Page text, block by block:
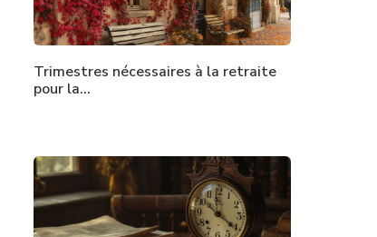
Trimestres nécessaires à la retraite
pour la…